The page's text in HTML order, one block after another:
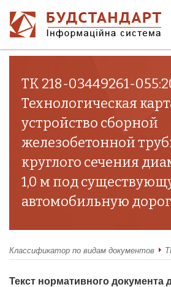
ТК 218-03449261-
Технологическая
устройство сборной
железобетонной
круглого сечения
1,0 м под
автомобильную
Классификатор по видам документов
Текст нормативного документа